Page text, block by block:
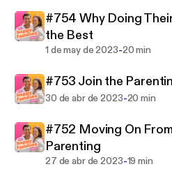
understand and appreciate
poor parent, listen to Justin
your family happier.
#754 Why Doing
the Best
1 de may de 2023-20 min
#753 Join the
30 de abr de 2023-20 min
#752 Moving On
Parenting
27 de abr de 2023-19 min